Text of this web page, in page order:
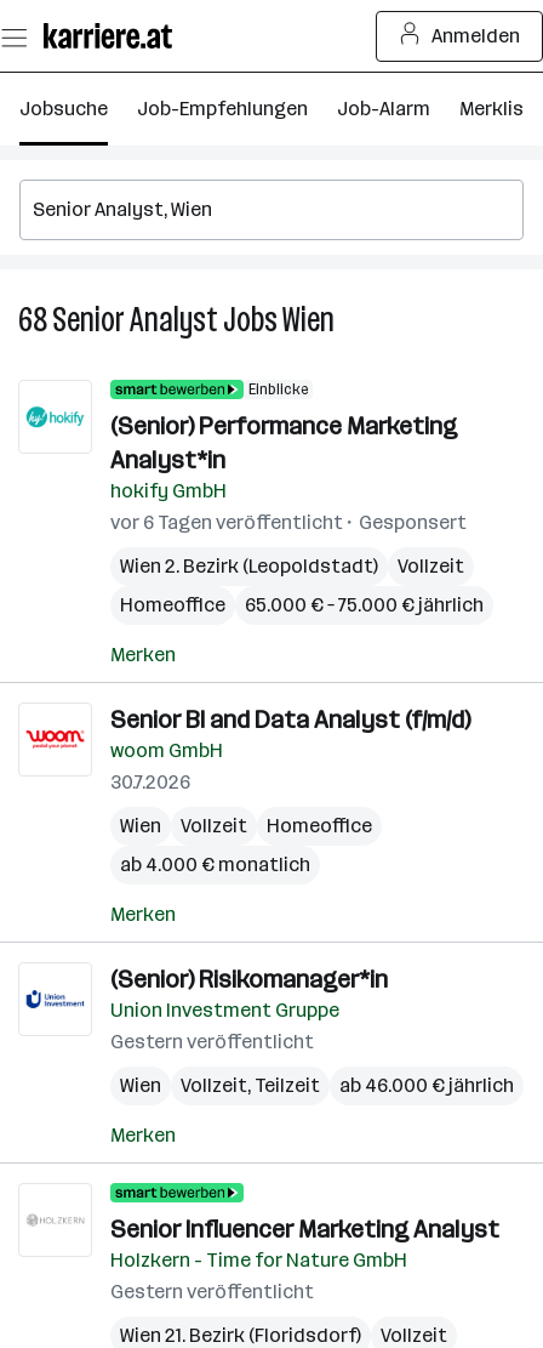
Seiteninhalt
springen
Anmelden
Jobsuche Job-Empfehlungen Job-Alarm Merkliste
68Senior AnalystJobsWien
in
Einblicke
(Senior) Performance Marketing
Analyst*in
hokify GmbH
vor 6 Tagen veröffentlicht
Gesponsert
Wien 2. Bezirk (Leopoldstadt)
Vollzeit
Homeoffice
65.000 € – 75.000 € jährlich
Merken
Senior BI and Data Analyst (f/m/d)
woom GmbH
30.7.2026
Wien
Vollzeit
Homeoffice
ab 4.000 € monatlich
Merken
(Senior) Risikomanager*in
Union Investment Gruppe
Gestern veröffentlicht
Wien
Vollzeit, Teilzeit ab 46.000 € jährlich
Merken
Senior Influencer Marketing Analyst
Holzkern - Time for Nature GmbH
Gestern veröffentlicht
Wien 21. Bezirk (Floridsdorf)
Vollzeit